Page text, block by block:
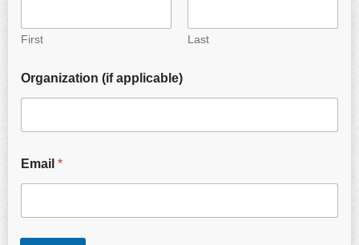
First Last
Organization (if applicable)
Email *